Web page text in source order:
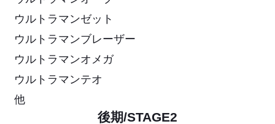
ウルトラマンゼット
ウルトラマンブレーザー
ウルトラマンオメガ
ウルトラマンテオ
他
後期/STAGE2